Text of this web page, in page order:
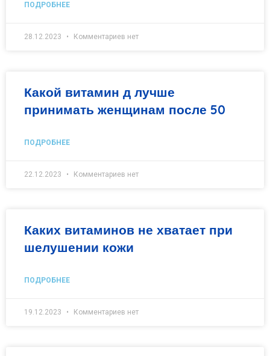
ПОДРОБНЕЕ
28.12.2023 Комментариев нет
Какой витамин д лучше
принимать женщинам после 50
ПОДРОБНЕЕ
22.12.2023 Комментариев нет
Каких витаминов не хватает при
шелушении кожи
ПОДРОБНЕЕ
19.12.2023 Комментариев нет